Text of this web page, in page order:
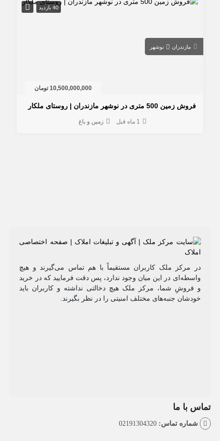
40 بازدید
نوشهر
10,500,000,000 تومان
500 متری در نوشهر مازندران | روستای ملکار
زمین و باغ
مرکز ملک کاربران مستقیماً با هم تماس می‌گیرند و هیچ
در این میان وجود ندارد، پس دقت فرمایید که در خرید
شما، مرکز ملک هیچ دخالتی نداشته و کاربران باید
جنبه‌های مختلف امنیتی را در نظر بگیرند.
ما
تماس: 02191304320